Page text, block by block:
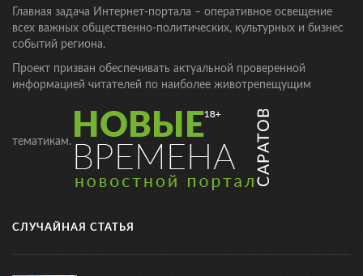
Главная задача Интернет-портала – оперативное освещение
всех важных общественно-политических, культурных и бизнес
событий региона.
Проект призван обеспечивать актуальной проверенной
информацией читателей по наиболее животрепещущим
тематикам.
СЛУЧАЙНАЯ СТАТЬЯ